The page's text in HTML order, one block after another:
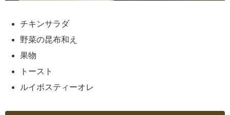
チキンサラダ
野菜の昆布和え
果物
トースト
ルイボスティーオレ